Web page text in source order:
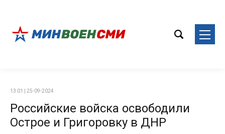
13:01 | 25-09-2024
Российские войска освободили
Острое и Григоровку в ДНР